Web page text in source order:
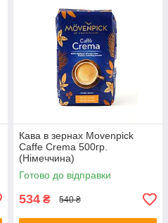
Кава в зернах Movenpick
Caffe Crema 500гр.
(Німеччина)
Готово до відправки
534 ₴ 540 ₴